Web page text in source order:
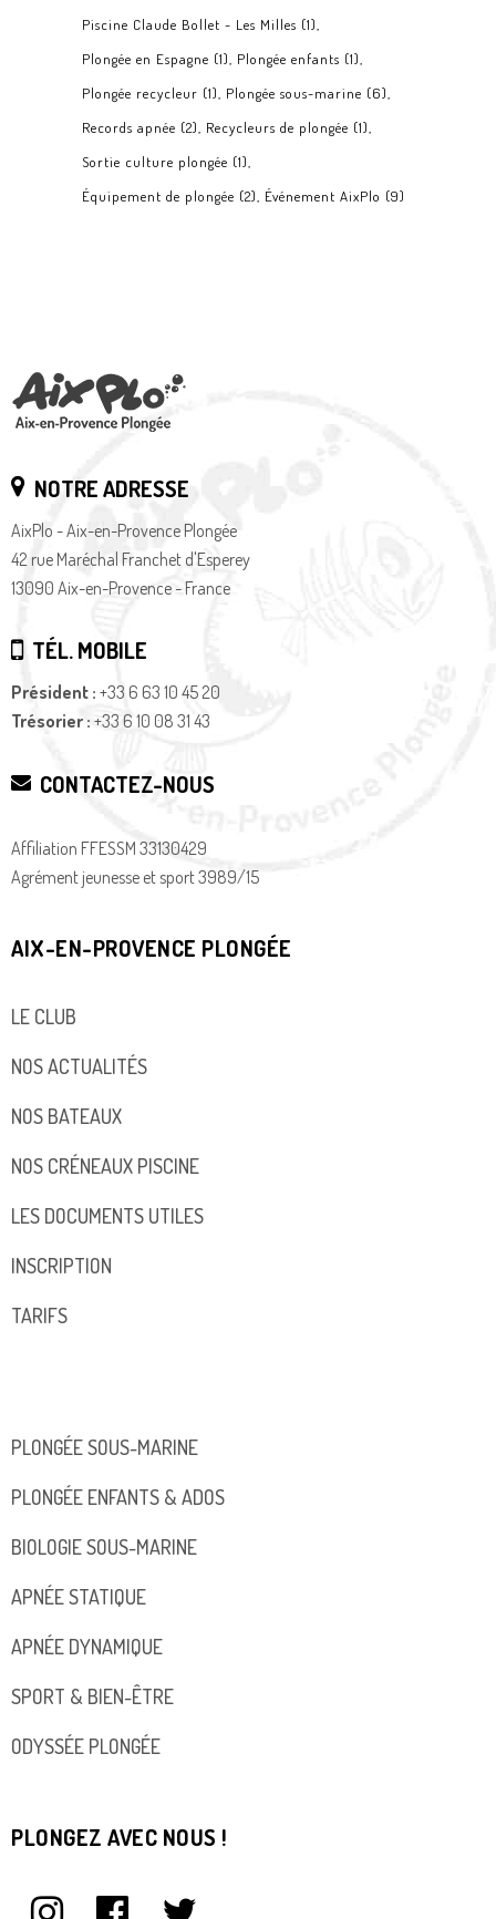
Piscine Claude Bollet - Les Milles (1)
Plongée en Espagne (1) Plongée enfants (1)
Plongée recycleur (1) Plongée sous-marine (6)
Records apnée (2) Recycleurs de plongée (1)
Sortie culture plongée (1)
Équipement de plongée (2) Événement AixPlo (9)
NOTRE ADRESSE
AixPlo - Aix-en-Provence Plongée
42 rue Maréchal Franchet d'Esperey
13090 Aix-en-Provence - France
TÉL. MOBILE
Président : +33 6 63 10 45 20
Trésorier : +33 6 10 08 31 43
CONTACTEZ-NOUS
Affiliation FFESSM 33130429
Agrément jeunesse et sport 3989/15
AIX-EN-PROVENCE PLONGÉE
LE CLUB
NOS ACTUALITÉS
NOS BATEAUX
NOS CRÉNEAUX PISCINE
LES DOCUMENTS UTILES
INSCRIPTION
TARIFS
PLONGÉE SOUS-MARINE
PLONGÉE ENFANTS & ADOS
BIOLOGIE SOUS-MARINE
APNÉE STATIQUE
APNÉE DYNAMIQUE
SPORT & BIEN-ÊTRE
ODYSSÉE PLONGÉE
PLONGEZ AVEC NOUS !